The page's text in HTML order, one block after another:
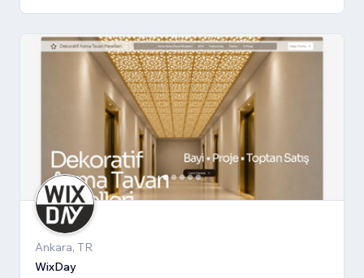
Ankara, TR
WixDay